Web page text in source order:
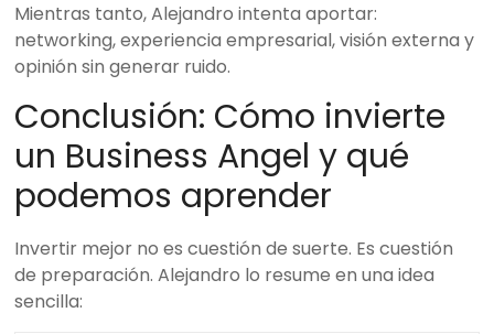
Mientras tanto, Alejandro intenta aportar:
networking, experiencia empresarial, visión externa y
opinión sin generar ruido.
Conclusión: Cómo invierte
un Business Angel y qué
podemos aprender
Invertir mejor no es cuestión de suerte. Es cuestión
de preparación. Alejandro lo resume en una idea
sencilla: